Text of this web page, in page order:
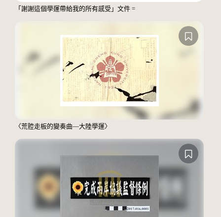
「謝謝這個學運帶給我的所有感受」文件 =
〈荒腔走板的變奏曲—大陸學運〉